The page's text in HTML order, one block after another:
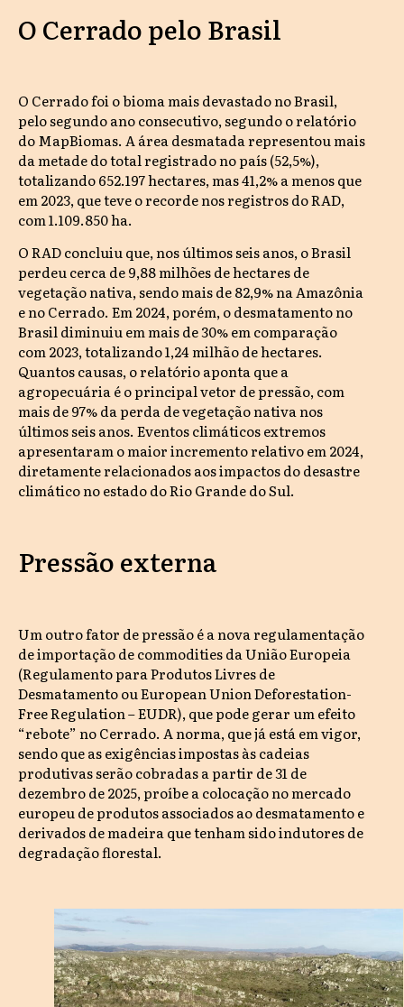
O Cerrado pelo Brasil
O Cerrado foi o bioma mais devastado no Brasil,
pelo segundo ano consecutivo, segundo o relatório
do MapBiomas. A área desmatada representou mais
da metade do total registrado no país (52,5%),
totalizando 652.197 hectares, mas 41,2% a menos que
em 2023, que teve o recorde nos registros do RAD,
com 1.109.850 ha.
O RAD concluiu que, nos últimos seis anos, o Brasil
perdeu cerca de 9,88 milhões de hectares de
vegetação nativa, sendo mais de 82,9% na Amazônia
e no Cerrado. Em 2024, porém, o desmatamento no
Brasil diminuiu em mais de 30% em comparação
com 2023, totalizando 1,24 milhão de hectares.
Quantos causas, o relatório aponta que a
agropecuária é o principal vetor de pressão, com
mais de 97% da perda de vegetação nativa nos
últimos seis anos. Eventos climáticos extremos
apresentaram o maior incremento relativo em 2024,
diretamente relacionados aos impactos do desastre
climático no estado do Rio Grande do Sul.
Pressão externa
Um outro fator de pressão é a nova regulamentação
de importação de commodities da União Europeia
(Regulamento para Produtos Livres de
Desmatamento ou European Union Deforestation-
Free Regulation – EUDR), que pode gerar um efeito
“rebote” no Cerrado. A norma, que já está em vigor,
sendo que as exigências impostas às cadeias
produtivas serão cobradas a partir de 31 de
dezembro de 2025, proíbe a colocação no mercado
europeu de produtos associados ao desmatamento e
derivados de madeira que tenham sido indutores de
degradação florestal.